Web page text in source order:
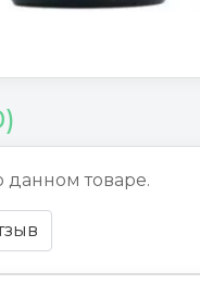
данном товаре.